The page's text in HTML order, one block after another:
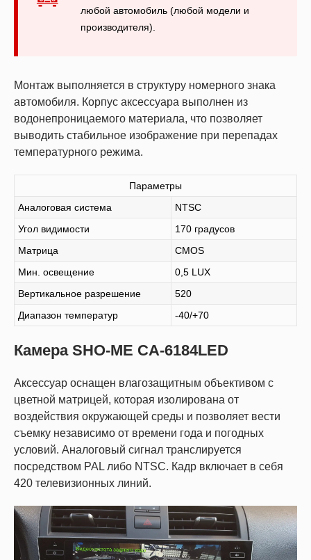
любой автомобиль (любой модели и
производителя).
Монтаж выполняется в структуру номерного знака
автомобиля. Корпус аксессуара выполнен из
водонепроницаемого материала, что позволяет
выводить стабильное изображение при перепадах
температурного режима.
Параметры
Аналоговая система
NTSC
Угол видимости
170 градусов
Матрица
CMOS
Мин. освещение
0,5 LUX
Вертикальное разрешение
520
Диапазон температур
-40/+70
Камера SHO-ME CA-6184LED
Аксессуар оснащен влагозащитным объективом с
цветной матрицей, которая изолирована от
воздействия окружающей среды и позволяет вести
съемку независимо от времени года и погодных
условий. Аналоговый сигнал транслируется
посредством PAL либо NTSC. Кадр включает в себя
420 телевизионных линий.